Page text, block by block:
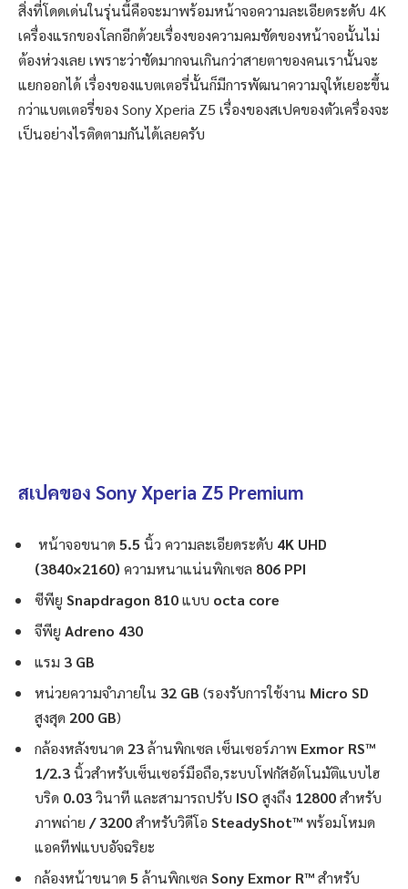
สิ่งที่โดดเด่นในรุ่นนี้คือจะมาพร้อมหน้าจอความละเอียดระดับ 4K
เครื่องแรกของโลกอีกด้วยเรื่องของความคมชัดของหน้าจอนั้นไม่
ต้องห่วงเลย เพราะว่าชัดมากจนเกินกว่าสายตาของคนเรานั้นจะ
แยกออกได้ เรื่องของแบตเตอรี่นั้นก็มีการพัฒนาความจุให้เยอะขึ้น
กว่าแบตเตอรี่ของ Sony Xperia Z5 เรื่องของสเปคของตัวเครื่องจะ
เป็นอย่างไรติดตามกันได้เลยครับ
สเปคของ Sony Xperia Z5 Premium
หน้าจอขนาด 5.5 นิ้ว ความละเอียดระดับ 4K UHD
(3840×2160) ความหนาแน่นพิกเซล 806 PPI
ซีพียู Snapdragon 810แบบ octa core
จีพียู Adreno 430
แรม 3 GB
หน่วยความจำภายใน 32 GB (รองรับการใช้งาน Micro SD
สูงสุด 200 GB)
กล้องหลังขนาด 23ล้านพิกเซล เซ็นเซอร์ภาพ Exmor RS™
1/2.3นิ้วสำหรับเซ็นเซอร์มือถือ,ระบบโฟกัสอัตโนมัติแบบไฮ
บริด 0.03วินาที และสามารถปรับ ISO สูงถึง 12800สำหรับ
ภาพถ่าย / 3200สำหรับวิดีโอ SteadyShot™พร้อมโหมด
แอคทีฟแบบอัจฉริยะ
กล้องหน้าขนาด 5 ล้านพิกเซล Sony Exmor R™สำหรับ